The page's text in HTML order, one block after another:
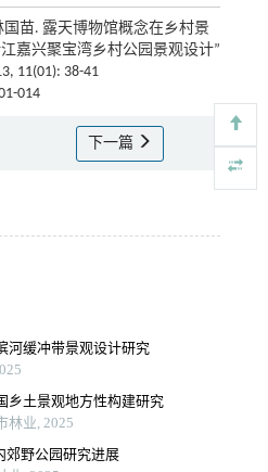
苗. 露天博物馆概念在乡村景
嘉兴聚宝湾乡村公园景观设计”
11(01): 38-41
014
下一篇